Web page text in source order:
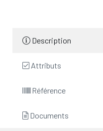
Description
Attributs
Référence
Documents